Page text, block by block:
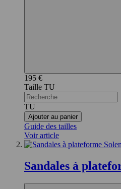
195 €
TU
TU
Ajouter au panier
Guide des tailles
Voir article
Sandales à